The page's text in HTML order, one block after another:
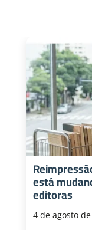
está
editoras
4 de agosto